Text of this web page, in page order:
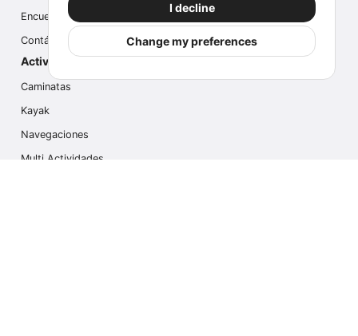
I decline
Change my preferences
Encuesta
Contáctanos
Actividades populares
Caminatas
Kayak
Navegaciones
Multi Actividades